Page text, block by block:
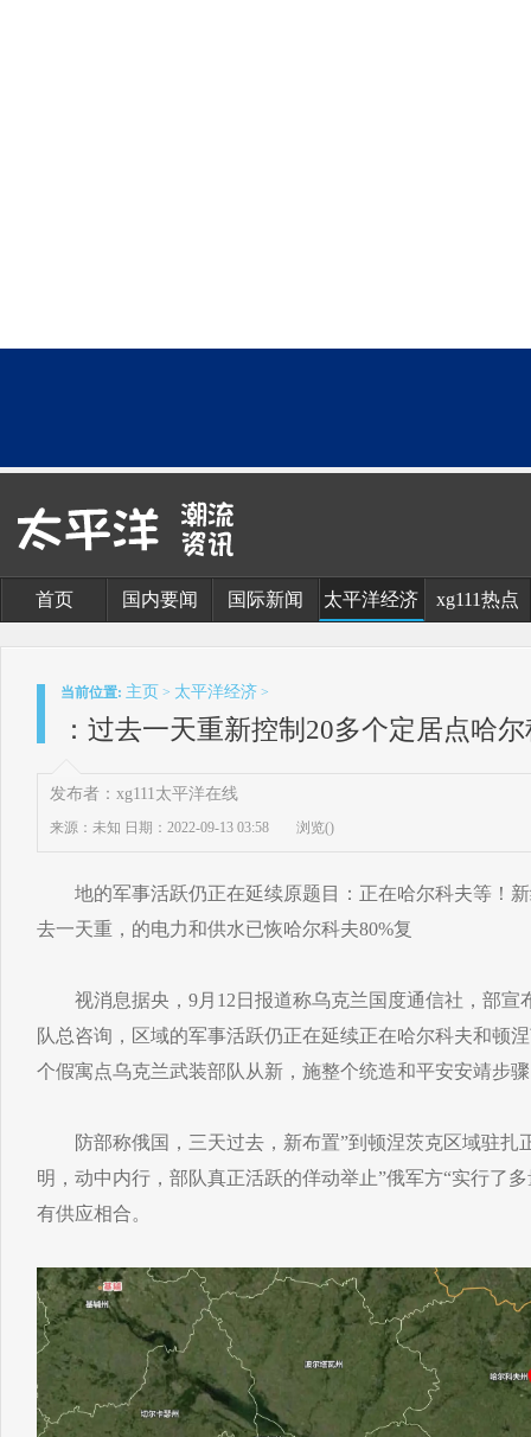
首页 国内要闻 国际新闻 太平洋经济 xg111热点
当前位置: 主页 > 太平洋经济 >
：过去一天重新控制20多个定居点哈
发布者：xg111太平洋在线
来源：未知 日期：2022-09-13 03:58 浏览()
地的军事活跃仍正在延续原题目：正在哈尔科夫等！新
去一天重，的电力和供水已恢哈尔科夫80%复
视消息据央，9月12日报道称乌克兰国度通信社，部宣
队总咨询，区域的军事活跃仍正在延续正在哈尔科夫和顿
个假寓点乌克兰武装部队从新，施整个统造和平安安靖步
防部称俄国，三天过去，新布置”到顿涅茨克区域驻扎
明，动中内行，部队真正活跃的佯动举止”俄军方“实行了
有供应相合。